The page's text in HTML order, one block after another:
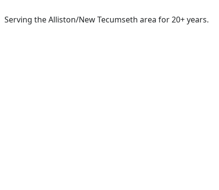
Serving the Alliston/New Tecumseth area for 20+ years.